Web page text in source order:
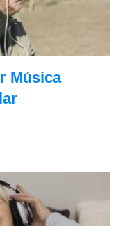
Música